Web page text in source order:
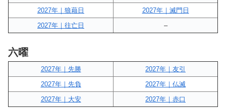
2027年｜狼藉日
2027年｜滅門日
2027年｜往亡日
–
六曜
2027年｜先勝
2027年｜友引
2027年｜先負
2027年｜仏滅
2027年｜大安
2027年｜赤口